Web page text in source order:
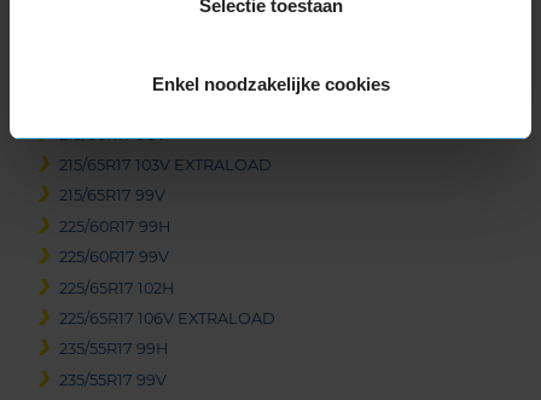
Selectie toestaan
Enkel noodzakelijke cookies
215/60R17 100H EXTRALOAD
215/60R17 96V
215/65R17 103V EXTRALOAD
215/65R17 99V
225/60R17 99H
225/60R17 99V
225/65R17 102H
225/65R17 106V EXTRALOAD
235/55R17 99H
235/55R17 99V